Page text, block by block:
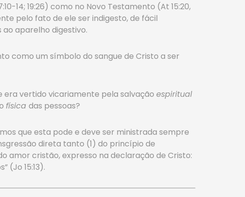
14; 19:26) como no Novo Testamento (At 15:20,
pelo fato de ele ser indigesto, de fácil
aparelho digestivo.
como um símbolo do sangue de Cristo a ser
era vertido vicariamente pela salvação espiritual
física das pessoas?
que esta pode e deve ser ministrada sempre
direta tanto (1) do princípio de
amor cristão, expresso na declaração de Cristo:
(Jo 15:13).